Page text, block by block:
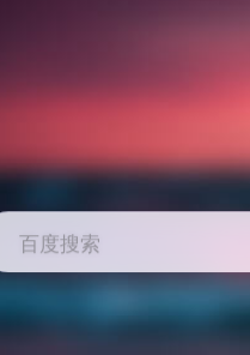
百度搜索